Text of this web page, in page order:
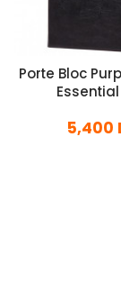
Porte Bloc
5,400